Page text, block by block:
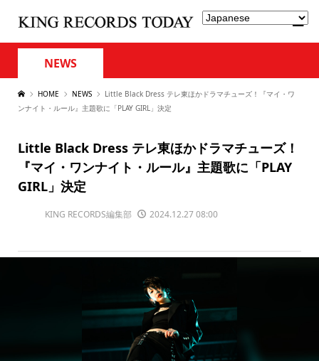
NEWS
HOME NEWS
Little Black Dress テレ東ほかドラマチューズ！『マイ・ワ
ンナイト・ルール』主題歌に「PLAY GIRL」決定
Little Black Dress テレ東ほかドラマチューズ！
『マイ・ワンナイト・ルール』主題歌に「PLAY
GIRL」決定
KING RECORDS編集部 2024.12.27 08:00